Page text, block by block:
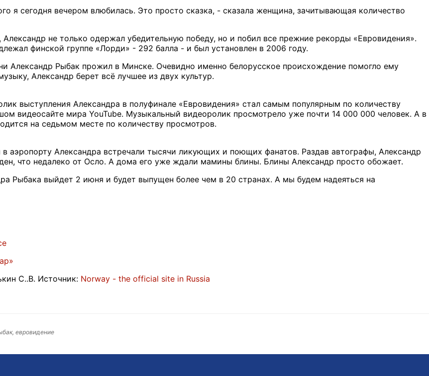
я сегодня вечером влюбилась. Это просто сказка, - сказала женщина, зачитывающая количество
не только одержал убедительную победу, но и побил все прежние рекорды «Евровидения».
финской группе «Лорди» - 292 балла - и был установлен в 2006 году.
Александр Рыбак прожил в Минске. Очевидно именно белорусское происхождение помогло ему
Александр берет всё лучшее из двух культур.
выступления Александра в полуфинале «Евровидения» стал самым популярным по количеству
видеосайте мира YouTube. Музыкальный видеоролик просмотрело уже почти 14 000 000 человек. А в
на седьмом месте по количеству просмотров.
аэропорту Александра встречали тысячи ликующих и поющих фанатов. Раздав автографы, Александр
что недалеко от Осло. А дома его уже ждали мамины блины. Блины Александр просто обожает.
Рыбака выйдет 2 июня и будет выпущен более чем в 20 странах. А мы будем надеяться на
С..В. Источник: Norway - the official site in Russia
евровидение